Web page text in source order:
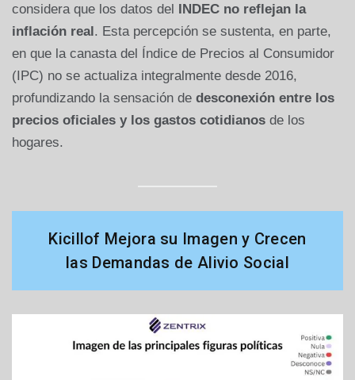
considera que los datos del INDEC no reflejan la
inflación real. Esta percepción se sustenta, en parte,
en que la canasta del Índice de Precios al Consumidor
(IPC) no se actualiza integralmente desde 2016,
profundizando la sensación de desconexión entre los
precios oficiales y los gastos cotidianos de los
hogares.
Kicillof Mejora su Imagen y Crecen
las Demandas de Alivio Social